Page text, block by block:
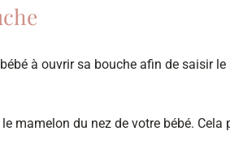
à ouvrir sa bouche afin de saisir
mamelon du nez de votre bébé. Cela